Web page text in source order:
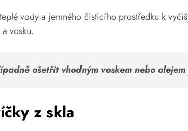
vody a jemného čisticího prostředku k
vosku.
ošetřit vhodným voskem nebo
z skla